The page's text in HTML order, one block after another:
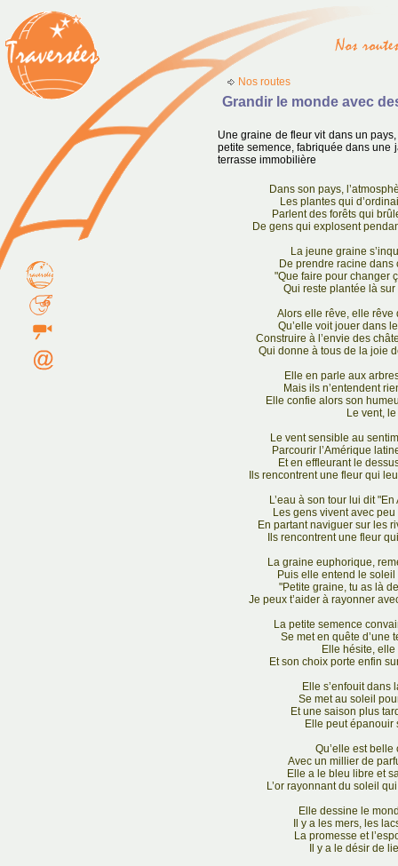
Nos routes
Grandir le monde avec
Une graine de fleur vit dans un
petite semence, fabriquée dans une
terrasse immobilière
Dans son pays,
Les plantes qui
Parlent des forêts qui
De gens qui explosent
La jeune graine
De prendre racine
"Que faire pour changer
Qui reste plantée là
Alors elle rêve, elle rêve
Qu’elle voit jouer dans
Construire à l’envie des
Qui donne à tous de la joie
Elle en parle aux
Mais ils n’entendent
Elle confie alors son
Le vent,
Le vent sensible au
Parcourir l’Amérique
Et en effleurant le
Ils rencontrent une fleur qui
L’eau à son tour lui dit
Les gens vivent avec
En partant naviguer sur les
Ils rencontrent une fleur
La graine euphorique,
Puis elle entend le
"Petite graine, tu as là
Je peux t’aider à rayonner
La petite semence
Se met en quête d’une
Elle hésite,
Et son choix porte enfin
Elle s’enfouit dans
Se met au soleil
Et une saison plus
Elle peut épanouir
Qu’elle est
Avec un millier de
Elle a le bleu libre et
L’or rayonnant du soleil
Elle dessine le
Il y a les mers, les
La promesse et
Il y a le désir de